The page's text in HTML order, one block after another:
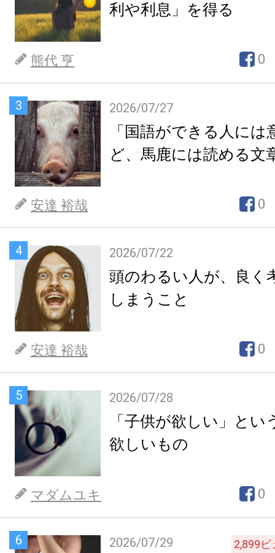
利や利息」を得る
熊代 亨 0
3 2026/07/27
「国語ができる人には
ど、馬鹿には読める文
安達 裕哉 0
4 2026/07/22
頭のわるい人が、良く
しまうこと
安達 裕哉 0
5 2026/07/28
「子供が欲しい」とい
欲しいもの
マダムユキ 0
6 2026/07/29 2,899ビ